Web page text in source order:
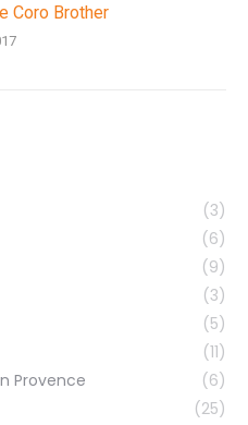
Coro Brother
(3)
(6)
(9)
(3)
(5)
(11)
Provence
(6)
(25)